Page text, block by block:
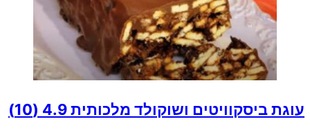
עוגת ביסקוויטים ושוקולד מלכותית4.9 (10)